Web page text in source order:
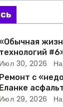
технологий
30, 2026
с
но не
29, 2026